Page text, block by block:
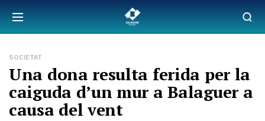
SOCIETAT
Una dona resulta ferida per la
caiguda d’un mur a Balaguer a
causa del vent